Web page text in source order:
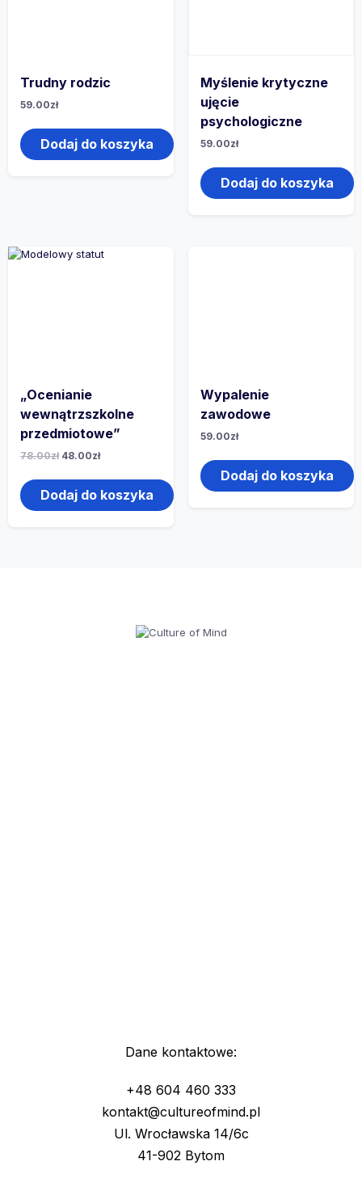
Trudny rodzic
59.00zł
Dodaj do koszyka
Myślenie krytyczne
ujęcie
psychologiczne
59.00zł
Dodaj do koszyka
„Ocenianie
wewnątrzszkolne
przedmiotowe”
78.00zł 48.00zł
Dodaj do koszyka
Wypalenie
zawodowe
59.00zł
Dodaj do koszyka
Dane kontaktowe:
+48 604 460 333
kontakt@cultureofmind.pl
Ul. Wrocławska 14/6c
41-902 Bytom